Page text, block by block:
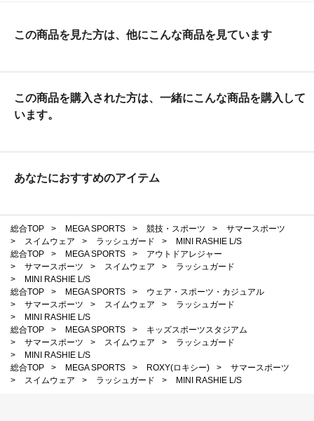
この商品を見た方は、他にこんな商品を見ています
この商品を購入された方は、一緒にこんな商品を購入して
います。
あなたにおすすめのアイテム
総合TOP > MEGA SPORTS > 競技・スポーツ >
サマースポーツ
>
スイムウェア > ラッシュガード >
MINI RASHIE L/S
総合TOP
> MEGA SPORTS >
アウトドアレジャー
>
サマースポーツ > スイムウェア >
ラッシュガード
>
MINI RASHIE L/S
総合TOP
> MEGA SPORTS >
ウェア・スポーツ・カジュアル
>
サマースポーツ > スイムウェア >
ラッシュガード
>
MINI RASHIE L/S
総合TOP
> MEGA SPORTS >
キッズスポーツスタジアム
>
サマースポーツ > スイムウェア >
ラッシュガード
>
MINI RASHIE L/S
総合TOP
> MEGA SPORTS > ROXY(ロキシー) >
サマースポーツ
>
スイムウェア > ラッシュガード > MINI RASHIE L/S